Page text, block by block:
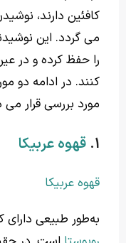
کافئین دارند،
می گردد. این
را حفظ کرده و در
کنند. در ادامه دو
مورد بررسی قرار
1. قهوه عربیکا
قهوه عربیکا
به‌طور طبیعی